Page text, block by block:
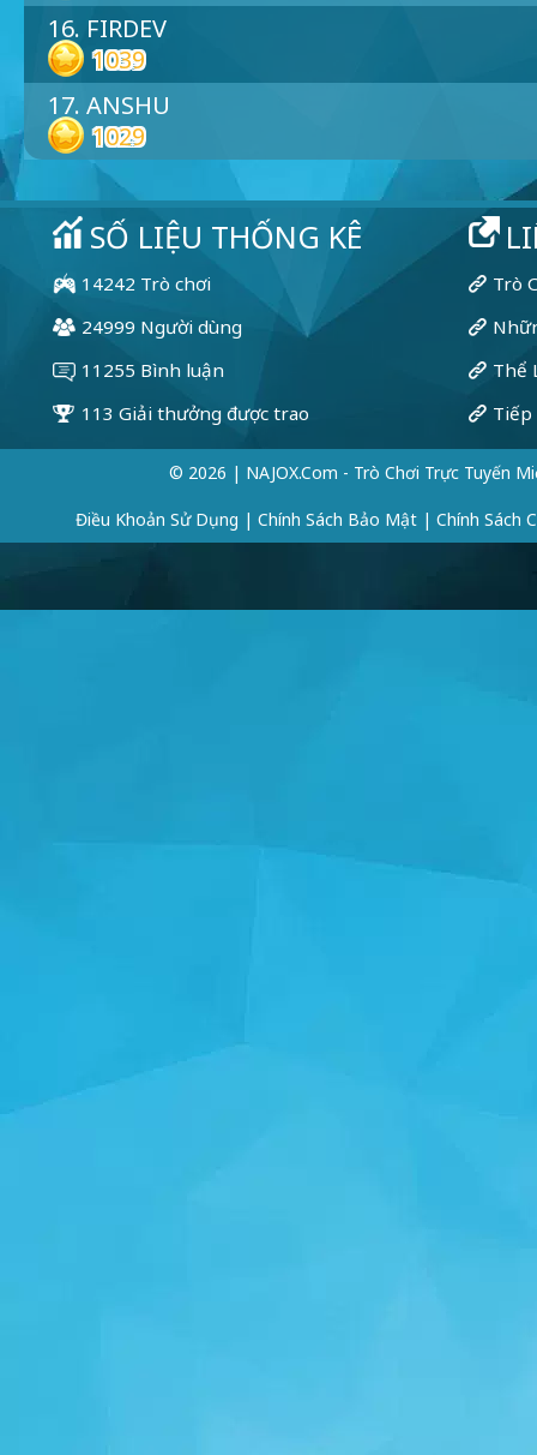
16. FIRDEV
1039
17. ANSHU
1029
© 2026 | NAJOX.com - Trò Chơi Trực Tuyến
Điều Khoản Sử Dụng | Chính Sách Bảo Mật| Chính Sách